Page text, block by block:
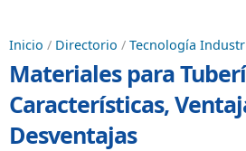
Inicio / Directorio / Tecnología
Materiales para
Características,
Desventajas